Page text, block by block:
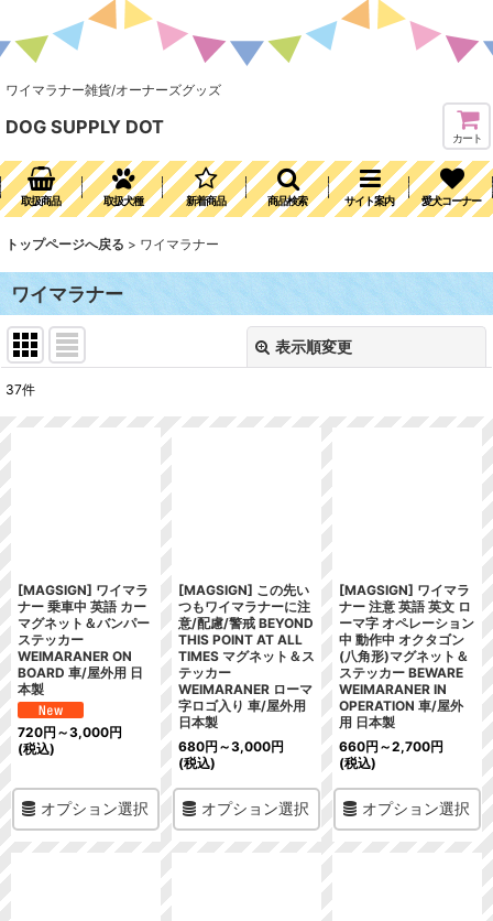
ワイマラナー雑貨/オーナーズグッズ
DOG SUPPLY DOT
カート
取扱商品 取扱犬種 新着商品 商品検索 サイト案内 愛犬コーナー
トップページへ戻る > ワイマラナー
ワイマラナー
表示順変更
37件
[MAGSIGN] ワイマラ
ナー 乗車中 英語 カー
マグネット＆バンパー
ステッカー
WEIMARANER ON
BOARD 車/屋外用 日
本製
720円 ～3,000円
(税込)
オプション選択
[MAGSIGN] この先い
つもワイマラナーに注
意/配慮/警戒 BEYOND
THIS POINT AT ALL
TIMES マグネット＆ス
テッカー
WEIMARANER ローマ
字ロゴ入り 車/屋外用
日本製
680円 ～3,000円
(税込)
オプション選択
[MAGSIGN] ワイマラ
ナー 注意 英語 英文 ロ
ーマ字 オペレーション
中 動作中 オクタゴン
(八角形)マグネット＆
ステッカー BEWARE
WEIMARANER IN
OPERATION 車/屋外
用 日本製
660円 ～2,700円
(税込)
オプション選択